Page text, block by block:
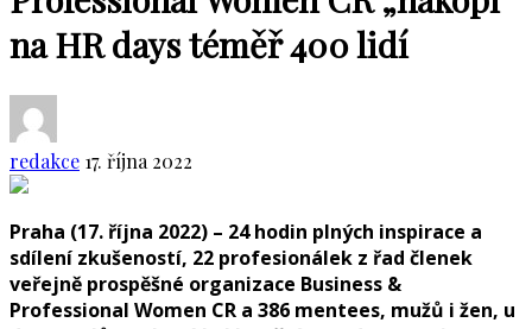
na HR days téměř 400 lidí
redakce 17. října 2022
Praha (17. října 2022) – 24 hodin plných inspirace a
sdílení zkušeností, 22 profesionálek z řad členek
veřejně prospěšné organizace Business &
Professional Women CR a 386 mentees, mužů i žen, u